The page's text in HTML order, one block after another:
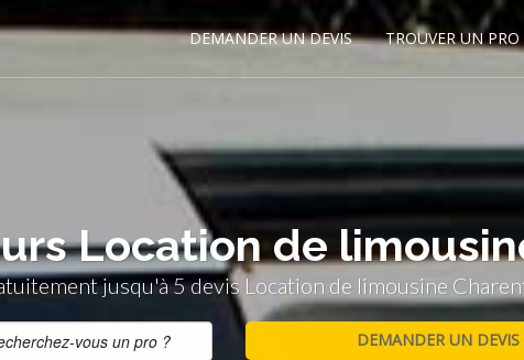
DEMANDER UN DEVIS TROUVER UN PRO
Location de
jusqu'à 5 devis Location de limousine